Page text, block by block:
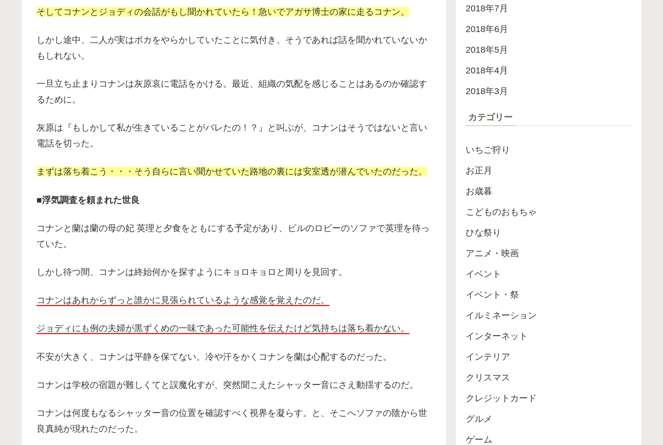
そしてコナンとジョディの会話がもし聞かれていたら！急いでアガサ博士の家に走るコナン。
しかし途中、二人が実はポカをやらかしていたことに気付き、そうであれば話を聞かれていないか
もしれない。
一旦立ち止まりコナンは灰原哀に電話をかける。最近、組織の気配を感じることはあるのか確認す
るために。
灰原は『もしかして私が生きていることがバレたの！？』と叫ぶが、コナンはそうではないと言い
電話を切った。
まずは落ち着こう・・・そう自らに言い聞かせていた路地の裏には安室透が潜んでいたのだった。
■浮気調査を頼まれた世良
コナンと蘭は蘭の母の妃 英理と夕食をともにする予定があり、ビルのロビーのソファで英理を待っ
ていた。
しかし待つ間、コナンは終始何かを探すようにキョロキョロと周りを見回す。
コナンはあれからずっと誰かに見張られているような感覚を覚えたのだ。
ジョディにも例の夫婦が黒ずくめの一味であった可能性を伝えたけど気持ちは落ち着かない。
不安が大きく、コナンは平静を保てない。冷や汗をかくコナンを蘭は心配するのだった。
コナンは学校の宿題が難しくてと誤魔化すが、突然聞こえたシャッター音にさえ動揺するのだ。
コナンは何度もなるシャッター音の位置を確認すべく視界を凝らす。と、そこへソファの陰から世
良真純が現れたのだった。
2018年7月
2018年6月
2018年5月
2018年4月
2018年3月
カテゴリー
いちご狩り
お正月
お歳暮
こどものおもちゃ
ひな祭り
アニメ・映画
イベント
イベント・祭
イルミネーション
インターネット
インテリア
クリスマス
クレジットカード
グルメ
ゲーム